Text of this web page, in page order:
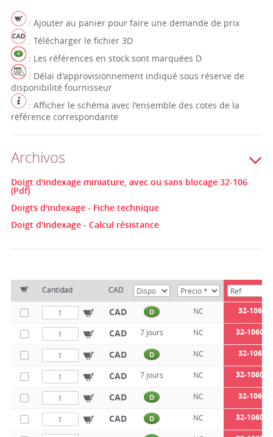
: Ajouter au panier pour faire une demande de prix
: Télécharger le fichier 3D
: Les références en stock sont marquées D
: Délai d'approvisionnement indiqué sous réserve de
disponibilité fournisseur
: Afficher le schéma avec l'ensemble des cotes de la
référence correspondante
Archivos
Doigt d'indexage miniature, avec ou sans blocage 32-106
(Pdf)
Doigts d'indexage - Fiche technique
Doigt d'indexage - Calcul résistance
Cantidad CAD
CAD D NC 32-1060-
CAD 7 jours NC 32-1060-
CAD D NC 32-1060-
CAD 7 jours NC 32-1060-
CAD D NC 32-1060-
CAD D NC 32-1060-